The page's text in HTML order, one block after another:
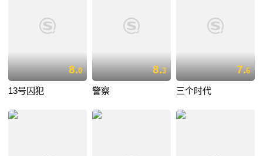
8.0
13号囚犯
8.3
警察
7.6
三个时代